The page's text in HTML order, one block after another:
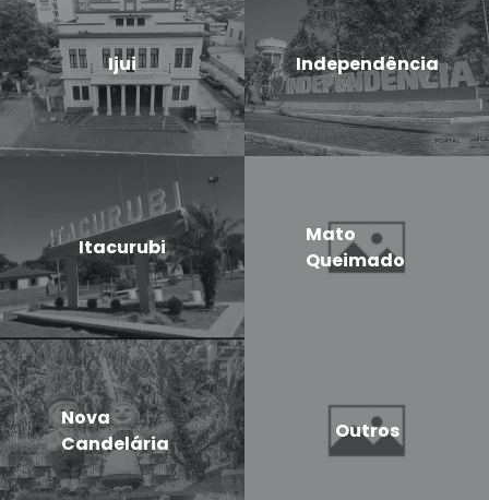
Ijui Independência
Itacurubi
Mato
Queimado
Nova
Candelária
Outros